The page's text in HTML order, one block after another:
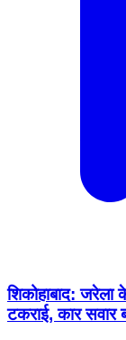
शिकोहाबाद:
टकराई, कार सवार